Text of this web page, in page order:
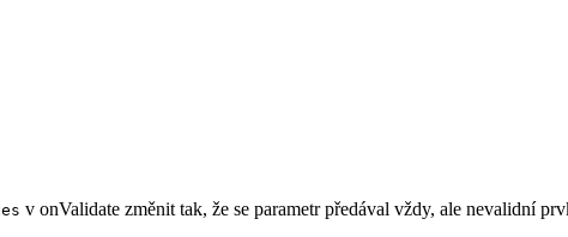
v onValidate změnit tak, že se parametr předával vždy, ale nevalidní